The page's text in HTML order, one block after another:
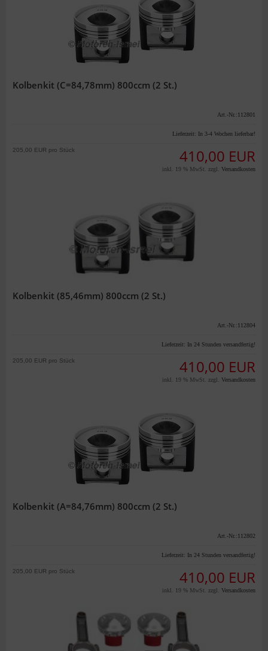
Kolbenkit (C=84,78mm) 800ccm (2 St.)
Art.-Nr.:112801
Lieferzeit: In 3-4 Wochen lieferbar!
410,00 EUR
205,00 EUR pro Stück
inkl. 19 % MwSt. zzgl. Versandkosten
Kolbenkit (85,46mm) 800ccm (2 St.)
Art.-Nr.:112804
Lieferzeit: In 24 Stunden versandfertig!
410,00 EUR
205,00 EUR pro Stück
inkl. 19 % MwSt. zzgl. Versandkosten
Kolbenkit (A=84,76mm) 800ccm (2 St.)
Art.-Nr.:112802
Lieferzeit: In 24 Stunden versandfertig!
410,00 EUR
205,00 EUR pro Stück
inkl. 19 % MwSt. zzgl. Versandkosten